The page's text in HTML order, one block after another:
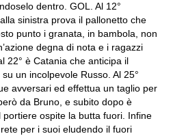
dentro. GOL. Al 12°
sinistra prova il pallonetto che
punto i granata, in bambola, non
degna di nota e i ragazzi
22° è Catania che anticipa il
un incolpevole Russo. Al 25°
avversari ed effettua un taglio per
da Bruno, e subito dopo è
ospite la butta fuori. Infine
per i suoi eludendo il fuori